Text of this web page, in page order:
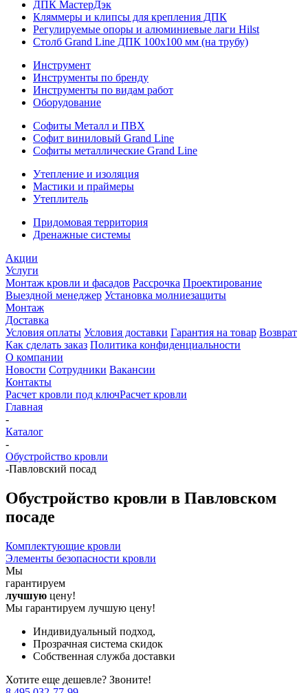
ДПК МастерДэк
Кляммеры и клипсы для крепления ДПК
Регулируемые опоры и алюминиевые лаги Hilst
Столб Grand Line ДПК 100х100 мм (на трубу)
Инструмент
Инструменты по бренду
Инструменты по видам работ
Оборудование
Софиты Металл и ПВХ
Софит виниловый Grand Line
Софиты металлические Grand Line
Утепление и изоляция
Мастики и праймеры
Утеплитель
Придомовая территория
Дренажные системы
Акции
Услуги
Монтаж кровли и фасадов Рассрочка Проектирование
Выездной менеджер Установка молниезащиты
Монтаж
Доставка
Условия оплаты Условия доставки Гарантия на товар Возврат
Как сделать заказ Политика конфиденциальности
О компании
Новости Сотрудники Вакансии
Контакты
Расчет кровли под ключРасчет кровли
Главная
-
Каталог
-
Обустройство кровли
-Павловский посад
Обустройство кровли в Павловском
посаде
Комплектующие кровли
Элементы безопасности кровли
Мы
гарантируем
лучшую цену!
Мы гарантируем лучшую цену!
Индивидуальный подход,
Прозрачная система скидок
Собственная служба доставки
Хотите еще дешевле? Звоните!